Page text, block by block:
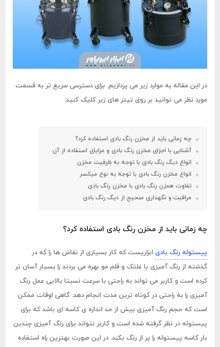
در این مقاله به موارد زیر می پردازیم. برای دسترسی سریع تر به قسمت
مورد نظر می توانید بر روی تیتر های زیر کلیک کنید:
چه زمانی باید از مخزن رنگ بادی استفاده کرد؟
آشنایی با اجزای مخزن رنگ بادی و مزایای استفاده از آن
انواع دیگ رنگ بادی با توجه به ظرفیت مخزن
انواع مخزن رنگ بادی با توجه به نوع میکسر
تفاوت همزن رنگ بادی با مخزن رنگ بادی
مراقبت و نگهداری صحیح از دیگ رنگ بادی
چه زمانی باید از مخزن رنگ بادی استفاده کرد؟
پیستوله رنگ بادی ابزاریست که کار بسیاری از نقاش ها را که در
گذشته از رنگ آمیزی با غلتک و قلم مو بهره می بردند را بسیار آسان تر
کرده است و کاربر می تواند به راحتی با سرعت نسبتا بالایی عمل رنگ
آمیزی را به راحتی در کوتاه ترین مدت انجام دهد. گاهی اوقات ممکن
است که حجم رنگ آمیزی بیش از حد اندازه ی کاسه ای باشد که برای
پیستوله در نظر گرفته شده است و کاربر نتواند برای رنگ آمیزی چندین
بار کاسه پیستوله را پر از رنگ بکند. در این صورت بهترین راه استفاده